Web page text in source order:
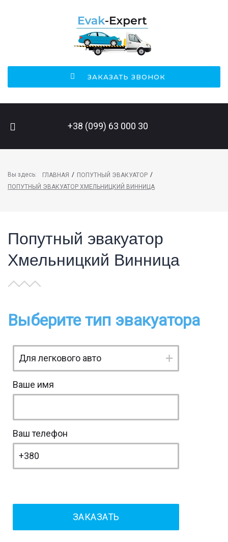
ЗАКАЗАТЬ ЗВОНОК
+38 (099) 63 000 30
Вы здесь: ГЛАВНАЯ / ПОПУТНЫЙ ЭВАКУАТОР /
ПОПУТНЫЙ ЭВАКУАТОР ХМЕЛЬНИЦКИЙ ВИННИЦА
Попутный эвакуатор
Хмельницкий Винница
Выберите тип эвакуатора
Ваше имя
Ваш телефон
ПОИСК НА САЙТЕ